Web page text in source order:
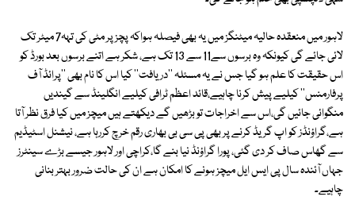
لاہور میں منعقدہ حالیہ میٹنگز میں یہ بھی فیصلہ ہواکہ پچز پر مٹی کی تہہ7 میٹر تک
لائی جائے گی کیونکہ وہ برسوں سے11 سے 13 تک ہے، شکر ہے اتنے برسوں بعد بورڈ کو
اس حقیقت کا علم ہو گیا جس نے یہ مسئلہ ''دریافت'' کیا اس کا نام بھی ''پرائڈ آف
پرفارمنس'' کیلیے پیش کرنا چاہیے،قائد اعظم ٹرافی کیلیے انگلینڈ سے گیندیں
منگوائی جائیں گی،اس سے اخراجات تو بڑھیں گے دیکھتے ہیں میچز میں کیا فرق نظر آتا
ہے،گراؤنڈز کو اپ گریڈ کرنے پر بھی پی سی بی بھاری رقم خرچ کررہا ہے، نیشنل اسٹیڈیم
سے گھاس صاف کر دی گئی، پورا گراؤنڈ نیا بنے گا،کراچی اور لاہور جیسے بڑے سینٹرز
جہاں آئندہ سال پی ایس ایل میچز ہونے کا امکان ہے ان کی حالت ضرور بہتر بنانی
چاہیے۔